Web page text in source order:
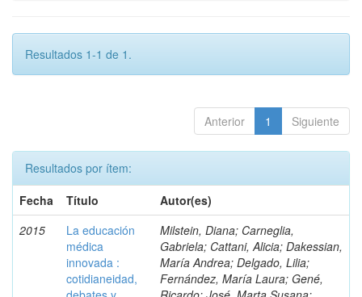
Resultados 1-1 de 1.
Anterior 1 Siguiente
Resultados por ítem:
Fecha
Título
Autor(es)
2015
La educación
médica
innovada :
cotidianeidad,
Milstein, Diana; Carneglia,
Gabriela; Cattani, Alicia; Dakessian,
María Andrea; Delgado, Lilia;
Fernández, María Laura; Gené,